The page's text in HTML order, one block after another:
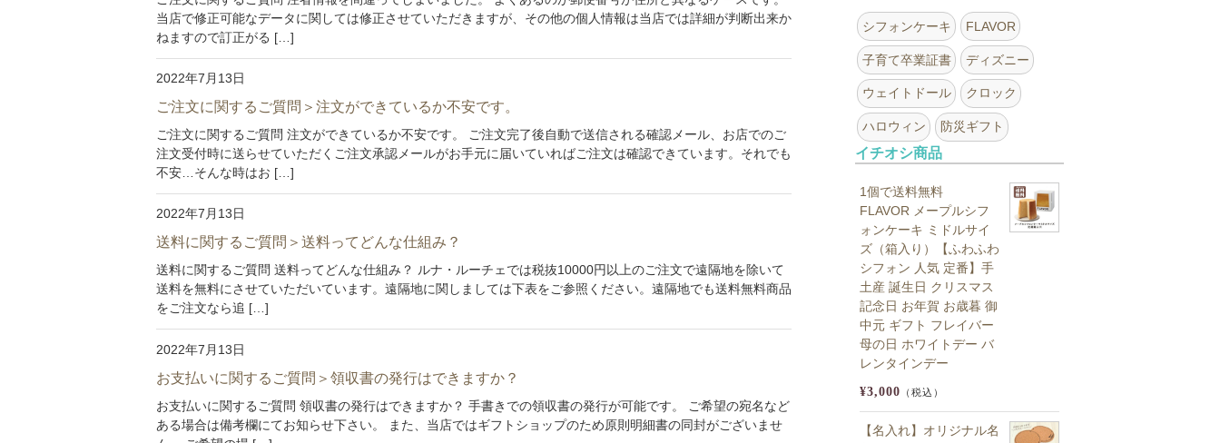
当店で修正可能なデータに関しては修正させていただきますが、その他の個人情報は当店では詳細が判断出来か
ねますので訂正がる […]
2022年7月13日
ご注文に関するご質問＞注文ができているか不安です。
ご注文に関するご質問 注文ができているか不安です。 ご注文完了後自動で送信される確認メール、お店でのご
注文受付時に送らせていただくご注文承認メールがお手元に届いていればご注文は確認できています。それでも
不安…そんな時はお […]
2022年7月13日
送料に関するご質問＞送料ってどんな仕組み？
送料に関するご質問 送料ってどんな仕組み？ ルナ・ルーチェでは税抜10000円以上のご注文で遠隔地を除いて
送料を無料にさせていただいています。遠隔地に関しましては下表をご参照ください。遠隔地でも送料無料商品
をご注文なら追 […]
2022年7月13日
お支払いに関するご質問＞領収書の発行はできますか？
お支払いに関するご質問 領収書の発行はできますか？ 手書きでの領収書の発行が可能です。 ご希望の宛名など
ある場合は備考欄にてお知らせ下さい。 また、当店ではギフトショップのため原則明細書の同封がございませ
シフォンケーキ FLAVOR
子育て卒業証書 ディズニー
ウェイトドール クロック
ハロウィン 防災ギフト
イチオシ商品
1個で送料無料
FLAVOR メープルシフ
ォンケーキ ミドルサイ
ズ（箱入り）【ふわふわ
シフォン 人気 定番】手
土産 誕生日 クリスマス
記念日 お年賀 お歳暮 御
中元 ギフト フレイバー
母の日 ホワイトデー バ
レンタインデー
¥3,000 （税込）
【名入れ】オリジナル名